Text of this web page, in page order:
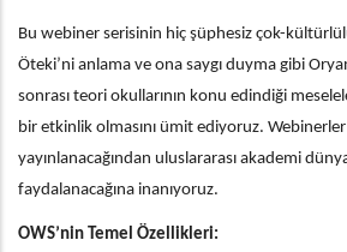
Bu webiner serisinin hiç şüphesiz çok-
Öteki’ni anlama ve ona saygı duyma gibi
sonrası teori okullarının konu edindiği
bir etkinlik olmasını ümit ediyoruz. Webinerler
yayınlanacağından uluslararası akademi
faydalanacağına inanıyoruz.
OWS’nin Temel Özellikleri: